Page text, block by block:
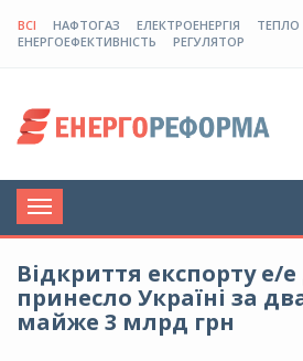
ВСІ НАФТОГАЗ ЕЛЕКТРОЕНЕРГІЯ ТЕПЛО
ЕНЕРГОЕФЕКТИВНІСТЬ
РЕГУЛЯТОР
Toggle
navigation
Відкриття експорту е/
принесло Україні за
майже 3 млрд грн